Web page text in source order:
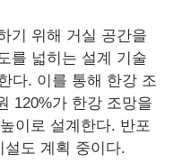
기 위해 거실 공간을
를 넓히는 설계 기술
다. 이를 통해 한강 조
120%가 한강 조망을
이로 설계한다. 반포
도 계획 중이다.